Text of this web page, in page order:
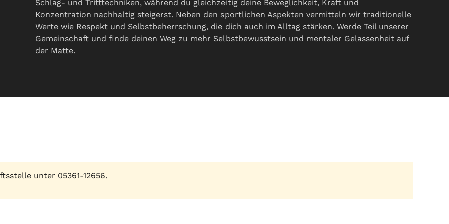
Schlag- und Tritttechniken, während du gleichzeitig deine Beweglichkeit, Kraft und
Konzentration nachhaltig steigerst. Neben den sportlichen Aspekten vermitteln wir traditionelle
Werte wie Respekt und Selbstbeherrschung, die dich auch im Alltag stärken. Werde Teil unserer
Gemeinschaft und finde deinen Weg zu mehr Selbstbewusstsein und mentaler Gelassenheit auf
der Matte.
unter 05361-12656.